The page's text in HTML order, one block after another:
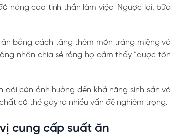
nâng cao tinh thần làm việc. Ngược lại, bữa
bằng cách tăng thêm món tráng miệng và
nhân chia sẻ rằng họ cảm thấy “được tôn
còn ảnh hưởng đến khả năng sinh sản và
có thể gây ra nhiều vấn đề nghiêm trọng.
cung cấp suất ăn